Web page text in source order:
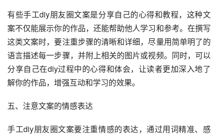
有些手工diy朋友圈文案是分享自己的心得和教程，这种文
案不仅能展示你的作品，还能帮助他人学习和参考。在撰写
这类文案时，要注重步骤的清晰和详细，尽量用简单明了的
语言描述每一步骤，并附上相关的图片或视频。同时，可以
分享自己在diy过程中的心得和体会，让读者更加深入地了
解你的作品，增强互动和学习的效果。
五、注意文案的情感表达
手工diy朋友圈文案要注重情感的表达，通过用词精准、感